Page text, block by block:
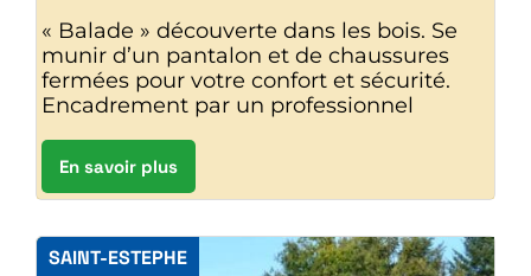
« Balade » découverte dans les bois. Se
munir d’un pantalon et de chaussures
fermées pour votre confort et sécurité.
Encadrement par un professionnel
En savoir plus
SAINT-ESTEPHE